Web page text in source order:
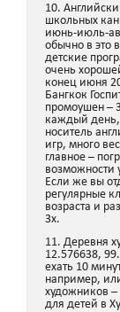
10.
школьных
июнь-июль-
обычно в это
детские
очень
конец июня
Бангкок
промоушен –
каждый день,
носитель
игр, много
главное –
возможности
Если же вы
регулярные
возраста и
3х.
11. Деревня
12.576638,
ехать 10
например,
художников –
для детей в